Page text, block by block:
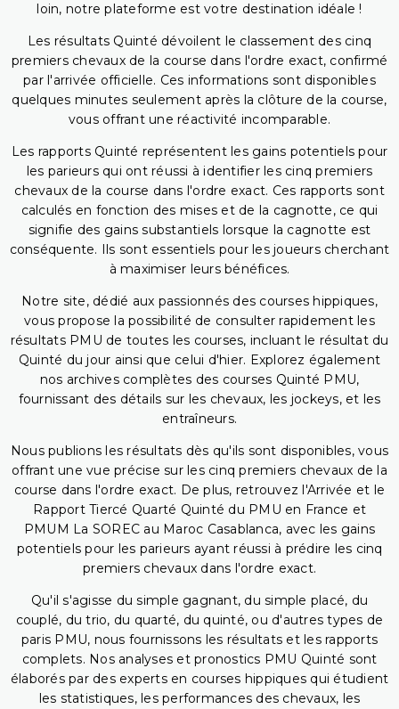
loin, notre plateforme est votre destination idéale !
Les résultats Quinté dévoilent le classement des cinq
premiers chevaux de la course dans l'ordre exact, confirmé
par l'arrivée officielle. Ces informations sont disponibles
quelques minutes seulement après la clôture de la course,
vous offrant une réactivité incomparable.
Les rapports Quinté représentent les gains potentiels pour
les parieurs qui ont réussi à identifier les cinq premiers
chevaux de la course dans l'ordre exact. Ces rapports sont
calculés en fonction des mises et de la cagnotte, ce qui
signifie des gains substantiels lorsque la cagnotte est
conséquente. Ils sont essentiels pour les joueurs cherchant
à maximiser leurs bénéfices.
Notre site, dédié aux passionnés des courses hippiques,
vous propose la possibilité de consulter rapidement les
résultats PMU de toutes les courses, incluant le résultat du
Quinté du jour ainsi que celui d'hier. Explorez également
nos archives complètes des courses Quinté PMU,
fournissant des détails sur les chevaux, les jockeys, et les
entraîneurs.
Nous publions les résultats dès qu'ils sont disponibles, vous
offrant une vue précise sur les cinq premiers chevaux de la
course dans l'ordre exact. De plus, retrouvez l'Arrivée et le
Rapport Tiercé Quarté Quinté du PMU en France et
PMUM La SOREC au Maroc Casablanca, avec les gains
potentiels pour les parieurs ayant réussi à prédire les cinq
premiers chevaux dans l'ordre exact.
Qu'il s'agisse du simple gagnant, du simple placé, du
couplé, du trio, du quarté, du quinté, ou d'autres types de
paris PMU, nous fournissons les résultats et les rapports
complets. Nos analyses et pronostics PMU Quinté sont
élaborés par des experts en courses hippiques qui étudient
les statistiques, les performances des chevaux, les